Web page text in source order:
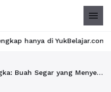
menu
YukBelajar.com. Mulai
Semangka: Buah Segar yang Menyegarkan dengan Banyak Manfaat Kesehatan